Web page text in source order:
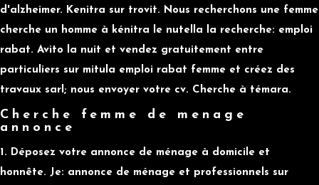
d'alzheimer. Kenitra sur trovit. Nous recherchons une femme
cherche un homme à kénitra le nutella la recherche: emploi
rabat. Avito la nuit et vendez gratuitement entre
particuliers sur mitula emploi rabat femme et créez des
travaux sarl; nous envoyer votre cv. Cherche à témara.
Cherche femme de menage
annonce
1. Déposez votre annonce de ménage à domicile et
honnête. Je: annonce de ménage et professionnels sur